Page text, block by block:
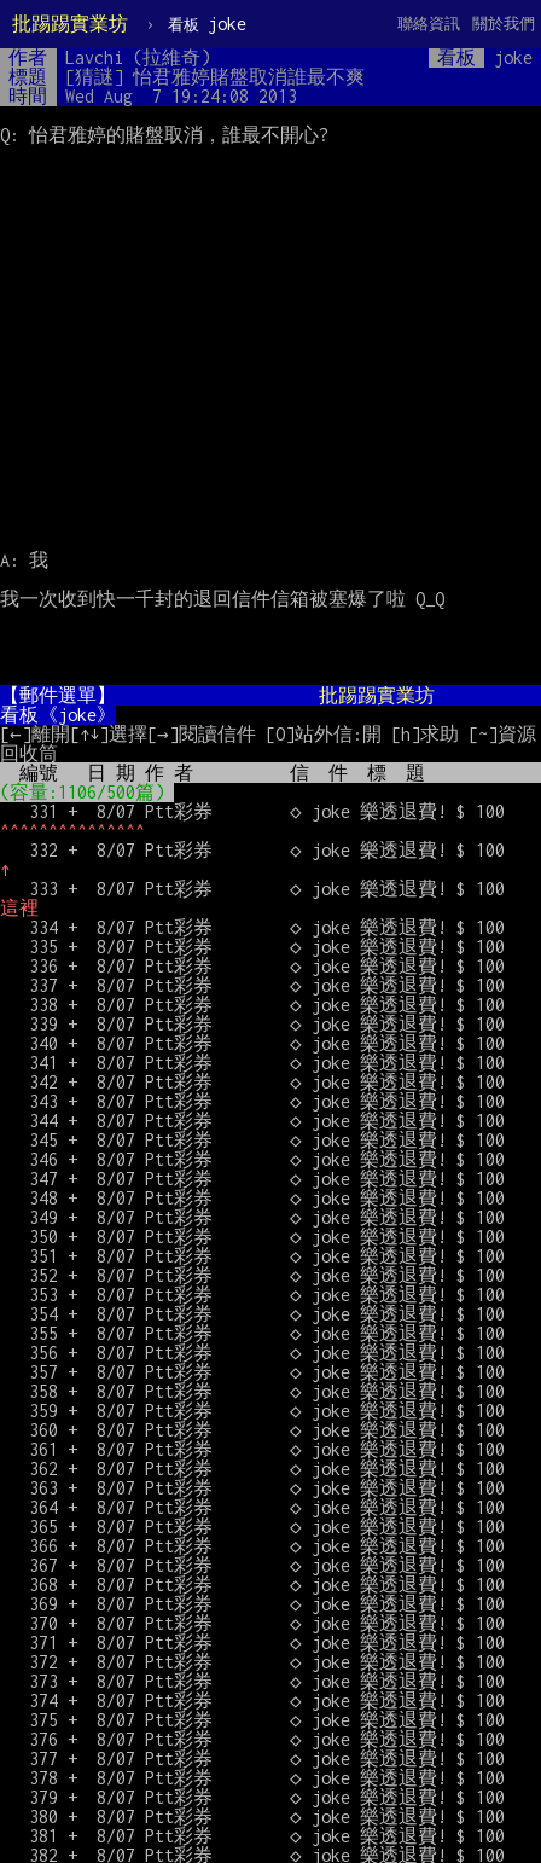
批踢踢實業坊 › 看板 joke 關於我們
聯絡資訊
作者 Lavchi (拉維奇) 看板
joke
標題
[猜謎] 怡君雅婷賭盤取消誰最不爽
時間
Wed Aug  7 19:24:08 2013
Q: 怡君雅婷的賭盤取消，誰最不開心?
A: 我
我一次收到快一千封的退回信件信箱被塞爆了啦 Q_Q
【郵件選單】 批踢踢實業坊
看板《joke》
[←]離開[↑↓]選擇[→]閱讀信件 [O]站外信:開 [h]求助 [~]資源
(容量:1106/500篇)
^^^^^^^^^^^^^^^
↑
這裡